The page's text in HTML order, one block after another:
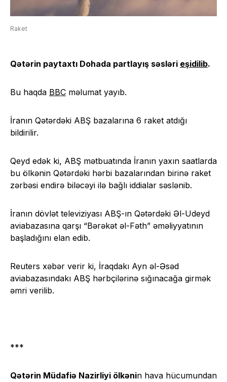
Raket
Qətərin paytaxtı Dohada partlayış səsləri eşidilib.
Bu haqda BBC məlumat yayıb.
İranın Qətərdəki ABŞ bazalarına 6 raket atdığı
bildirilir.
Qeyd edək ki, ABŞ mətbuatında İranın yaxın saatlarda
bu ölkənin Qətərdəki hərbi bazalarından birinə raket
zərbəsi endirə biləcəyi ilə bağlı iddialar səslənib.
İranın dövlət televiziyası ABŞ-ın Qətərdəki Əl-Udeyd
aviabazasına qarşı “Bərəkət əl-Fəth” əməliyyatının
başladığını elan edib.
Reuters xəbər verir ki, İraqdakı Ayn əl-Əsəd
aviabazasındakı ABŞ hərbçilərinə sığınacağa girmək
əmri verilib.
***
Qətərin Müdafiə Nazirliyi ölkənin hava hücumundan